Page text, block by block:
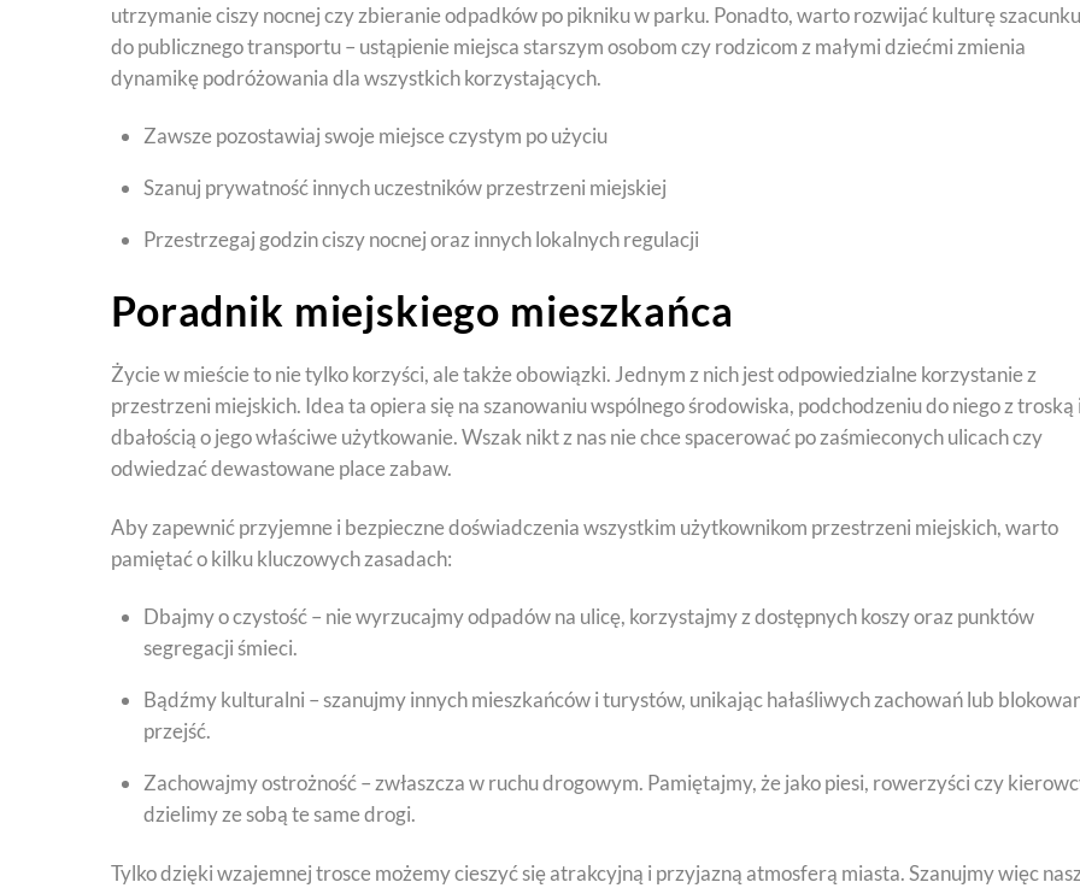
utrzymanie ciszy nocnej czy zbieranie odpadków po pikniku w parku. Ponadto, warto rozwijać kulturę szacunku
do publicznego transportu – ustąpienie miejsca starszym osobom czy rodzicom z małymi dziećmi zmienia
dynamikę podróżowania dla wszystkich korzystających.
Zawsze pozostawiaj swoje miejsce czystym po użyciu
Szanuj prywatność innych uczestników przestrzeni miejskiej
Przestrzegaj godzin ciszy nocnej oraz innych lokalnych regulacji
Poradnik miejskiego mieszkańca
Życie w mieście to nie tylko korzyści, ale także obowiązki. Jednym z nich jest odpowiedzialne korzystanie z
przestrzeni miejskich. Idea ta opiera się na szanowaniu wspólnego środowiska, podchodzeniu do niego z troską i
dbałością o jego właściwe użytkowanie. Wszak nikt z nas nie chce spacerować po zaśmieconych ulicach czy
odwiedzać dewastowane place zabaw.
Aby zapewnić przyjemne i bezpieczne doświadczenia wszystkim użytkownikom przestrzeni miejskich, warto
pamiętać o kilku kluczowych zasadach:
Dbajmy o czystość – nie wyrzucajmy odpadów na ulicę, korzystajmy z dostępnych koszy oraz punktów
segregacji śmieci.
Bądźmy kulturalni – szanujmy innych mieszkańców i turystów, unikając hałaśliwych zachowań lub
przejść.
Zachowajmy ostrożność – zwłaszcza w ruchu drogowym. Pamiętajmy, że jako piesi, rowerzyści czy
dzielimy ze sobą te same drogi.
Tylko dzięki wzajemnej trosce możemy cieszyć się atrakcyjną i przyjazną atmosferą miasta. Szanujmy więc